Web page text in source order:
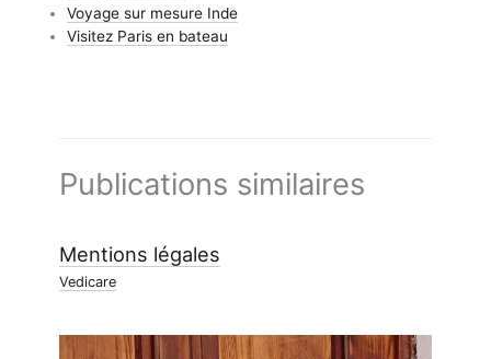
Voyage sur mesure Inde
Visitez Paris en bateau
Publications similaires
Mentions légales
Vedicare